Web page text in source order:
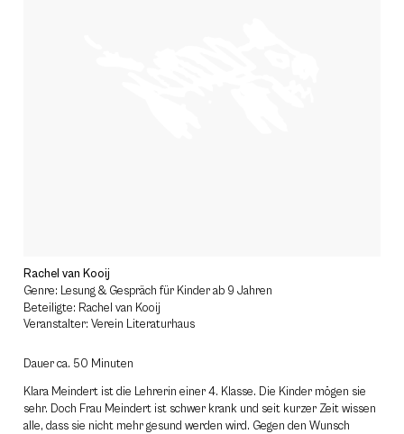
Rachel van Kooij
Genre: Lesung & Gespräch für Kinder ab 9 Jahren
Beteiligte: Rachel van Kooij
Veranstalter: Verein Literaturhaus
Dauer ca. 50 Minuten
Klara Meindert ist die Lehrerin einer 4. Klasse. Die Kinder mögen sie
sehr. Doch Frau Meindert ist schwer krank und seit kurzer Zeit wissen
alle, dass sie nicht mehr gesund werden wird. Gegen den Wunsch